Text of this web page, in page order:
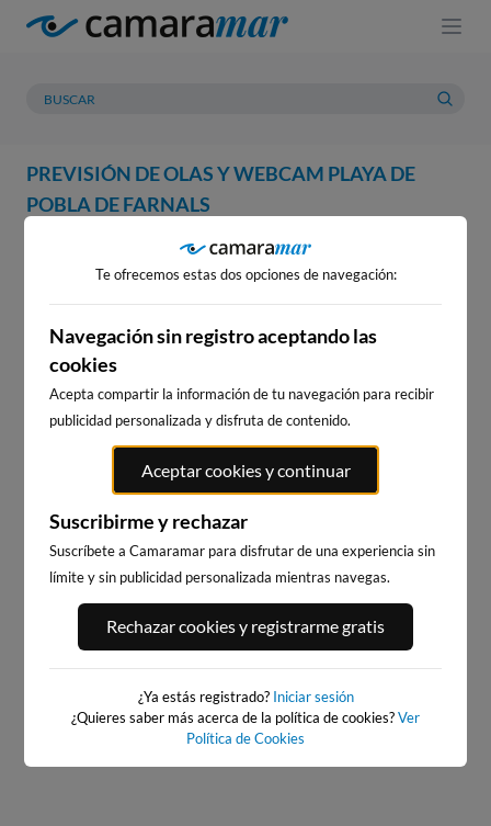
PREVISIÓN DE OLAS Y WEBCAM PLAYA DE
POBLA DE FARNALS
PREVISIÓN METEOROLOGÍA
WEBCAM PLAYA DE POBLA DE
FARNALS
WEBCAMS CERCANAS
PLAYA DE ALBORAYA
9km · Saboya
0.0 m PLATO
PLAYA DE LA PATACONA
0.0 m PLATO
Te ofrecemos estas dos opciones de navegación:
Navegación sin registro aceptando las
cookies
Acepta compartir la información de tu navegación para recibir
publicidad personalizada y disfruta de contenido.
Aceptar cookies y continuar
Suscribirme y rechazar
Suscríbete a Camaramar para disfrutar de una experiencia sin
límite y sin publicidad personalizada mientras navegas.
Rechazar cookies y registrarme gratis
¿Ya estás registrado? Iniciar sesión
¿Quieres saber más acerca de la política de cookies?Ver
Política de Cookies